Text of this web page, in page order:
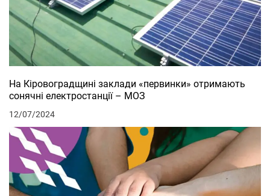
На Кіровоградщині заклади «первинки» отримають
сонячні електростанції – МОЗ
12/07/2024